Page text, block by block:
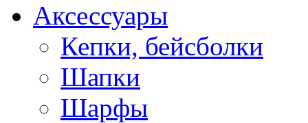
Аксессуары
Кепки, бейсболки
Шапки
Шарфы